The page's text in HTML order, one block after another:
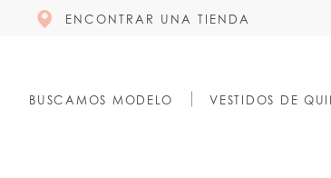
ENCONTRAR UNA TIENDA
BUSCAMOS MODELO VESTIDOS DE